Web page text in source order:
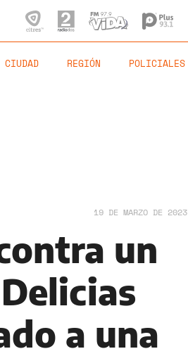
CIUDAD REGIÓN POLICIALES
19 DE MARZO DE 2023
un
a una